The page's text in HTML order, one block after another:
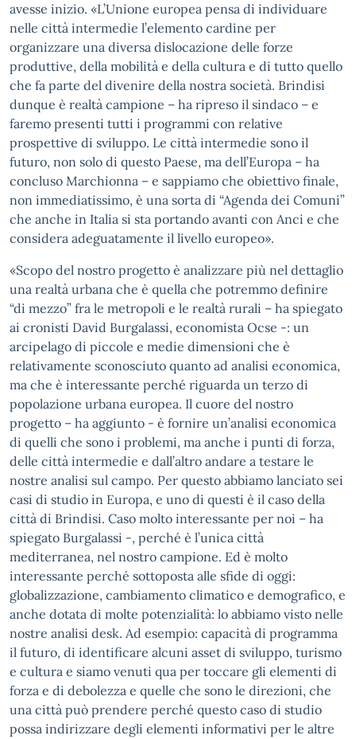
avesse inizio. «L’Unione europea pensa di individuare
nelle città intermedie l’elemento cardine per
organizzare una diversa dislocazione delle forze
produttive, della mobilità e della cultura e di tutto quello
che fa parte del divenire della nostra società. Brindisi
dunque è realtà campione – ha ripreso il sindaco – e
faremo presenti tutti i programmi con relative
prospettive di sviluppo. Le città intermedie sono il
futuro, non solo di questo Paese, ma dell’Europa – ha
concluso Marchionna – e sappiamo che obiettivo finale,
non immediatissimo, è una sorta di “Agenda dei Comuni”
che anche in Italia si sta portando avanti con Anci e che
considera adeguatamente il livello europeo».
«Scopo del nostro progetto è analizzare più nel dettaglio
una realtà urbana che è quella che potremmo definire
“di mezzo” fra le metropoli e le realtà rurali – ha spiegato
ai cronisti David Burgalassi, economista Ocse -: un
arcipelago di piccole e medie dimensioni che è
relativamente sconosciuto quanto ad analisi economica,
ma che è interessante perché riguarda un terzo di
popolazione urbana europea. Il cuore del nostro
progetto – ha aggiunto - è fornire un’analisi economica
di quelli che sono i problemi, ma anche i punti di forza,
delle città intermedie e dall’altro andare a testare le
nostre analisi sul campo. Per questo abbiamo lanciato sei
casi di studio in Europa, e uno di questi è il caso della
città di Brindisi. Caso molto interessante per noi – ha
spiegato Burgalassi -, perché è l’unica città
mediterranea, nel nostro campione. Ed è molto
interessante perché sottoposta alle sfide di oggi:
globalizzazione, cambiamento climatico e demografico, e
anche dotata di molte potenzialità: lo abbiamo visto nelle
nostre analisi desk. Ad esempio: capacità di programma
il futuro, di identificare alcuni asset di sviluppo, turismo
e cultura e siamo venuti qua per toccare gli elementi di
forza e di debolezza e quelle che sono le direzioni, che
una città può prendere perché questo caso di studio
possa indirizzare degli elementi informativi per le altre